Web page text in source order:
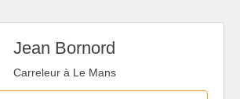
Jean Bornord
Carreleur à Le Mans